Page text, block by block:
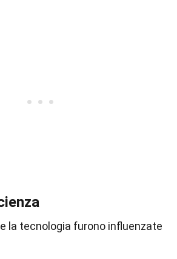
la tecnologia furono influenzate